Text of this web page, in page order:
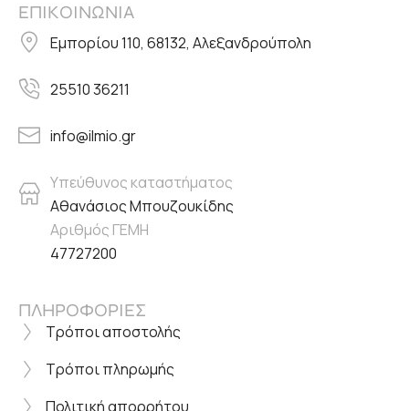
ΕΠΙΚΟΙΝΩΝΙΑ
Εμπορίου 110, 68132, Αλεξανδρούπολη
25510 36211
info@ilmio.gr
Υπεύθυνος καταστήματος
Αθανάσιος Μπουζουκίδης
Αριθμός ΓΕΜΗ
47727200
ΠΛΗΡΟΦΟΡΙΕΣ
Τρόποι αποστολής
Τρόποι πληρωμής
Πολιτική απορρήτου